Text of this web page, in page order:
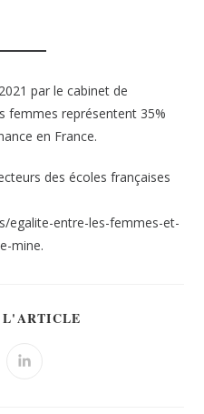
par le cabinet de
femmes représentent 35%
en France.
des écoles françaises
egalite-entre-les-femmes-et-
mine.
L'ARTICLE